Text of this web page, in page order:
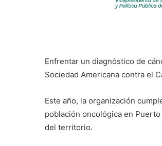
Enfrentar un diagnóstico de
Sociedad Americana contra el
Este año, la organización
población oncológica en
del territorio.